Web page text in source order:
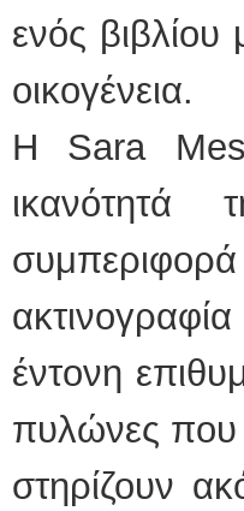
ενός
οικογένεια.
Η Sara
έντονη
πυλώνες που
στηρίζουν